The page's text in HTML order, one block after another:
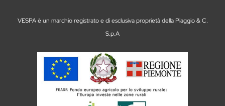
VESPA è un marchio registrato e di esclusiva proprietà della Piaggio & C.
S.p.A